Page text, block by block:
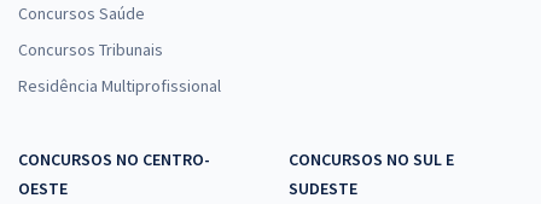
Concursos Saúde
Concursos Tribunais
Residência Multiprofissional
CONCURSOS NO CENTRO-
OESTE
CONCURSOS NO SUL E
SUDESTE